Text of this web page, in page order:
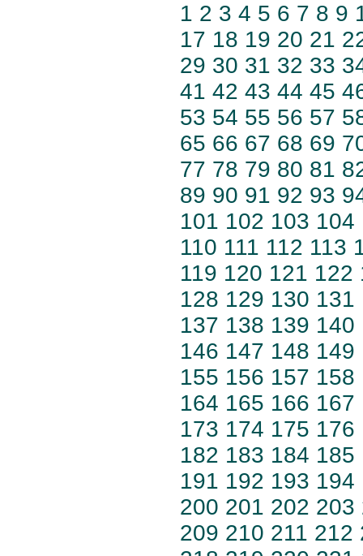
1 2 3 4 5 6 7 8 9
17 18 19 20 21
29 30 31 32 33
41 42 43 44 45
53 54 55 56 57
65 66 67 68 69
77 78 79 80 81
89 90 91 92 93
101 102 103 104
110 111 112 113
119 120 121 122
128 129 130 131
137 138 139 140
146 147 148 149
155 156 157 158
164 165 166 167
173 174 175 176
182 183 184 185
191 192 193 194
200 201 202 203
209 210 211 212